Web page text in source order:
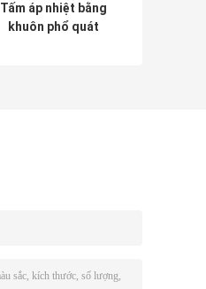
Tấm áp nhiệt bằng
khuôn phổ quát